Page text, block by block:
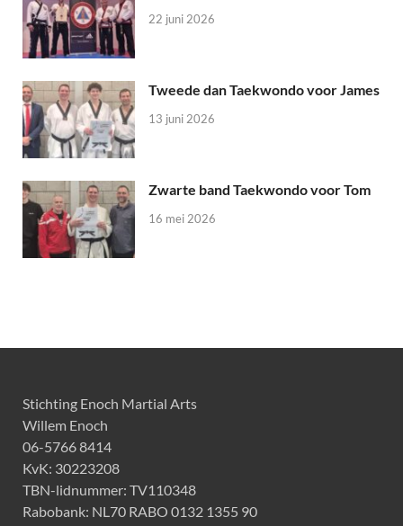
22 juni 2026
Tweede dan Taekwondo voor James
13 juni 2026
Zwarte band Taekwondo voor Tom
16 mei 2026
Stichting Enoch Martial Arts
Willem Enoch
06-5766 8414
KvK: 30223208
TBN-lidnummer: TV110348
Rabobank: NL70 RABO 0132 1355 90